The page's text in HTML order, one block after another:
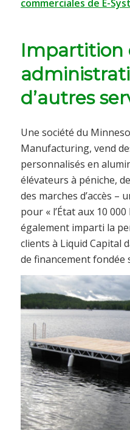
commerciales de E-
Impartition
d’autres
Une société du
Manufacturing, vend
personnalisés en
élévateurs à péniche,
des marches d’accès –
pour « l’État aux 10
également imparti la
clients à Liquid Capital
de financement fondée